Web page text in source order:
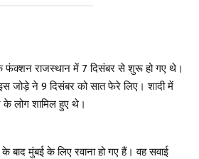
फंक्शन राजस्थान में 7 दिसंबर से शुरू हो गए थे।
जोड़े ने 9 दिसंबर को सात फेरे लिए। शादी में
के लोग शामिल हुए थे।
बाद मुंबई के लिए रवाना हो गए हैं। वह सवाई